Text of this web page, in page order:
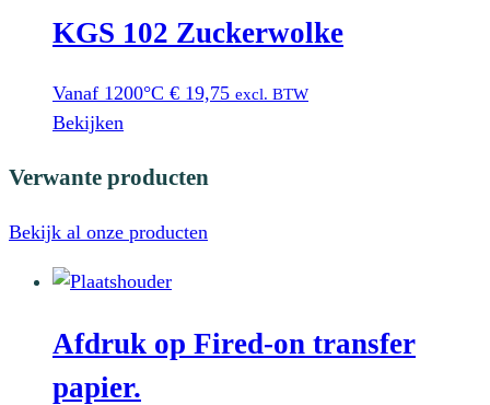
KGS 102 Zuckerwolke
Vanaf 1200°C € 19,75 excl. BTW
Bekijken
Verwante producten
Bekijk al onze producten
Afdruk op Fired-on transfer
papier.